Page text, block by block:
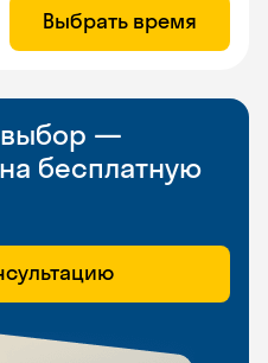
Выбрать время
выбор —
бесплатную